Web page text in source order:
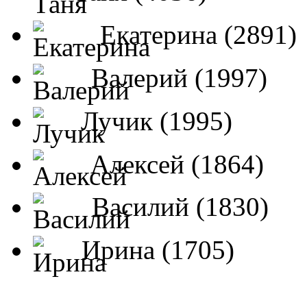
Екатерина (2891)
Валерий (1997)
Лучик (1995)
Алексей (1864)
Василий (1830)
Ирина (1705)